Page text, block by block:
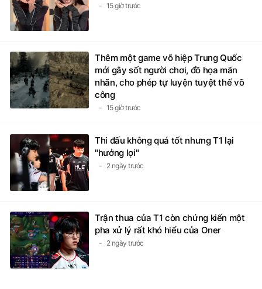
15 giờ trước
Thêm một game võ hiệp Trung Quốc
mới gây sốt người chơi, đồ họa mãn
nhãn, cho phép tự luyện tuyệt thế võ
công
15 giờ trước
Thi đấu không quá tốt nhưng T1 lại
"hưởng lợi"
2 ngày trước
Trận thua của T1 còn chứng kiến một
pha xử lý rất khó hiểu của Oner
2 ngày trước